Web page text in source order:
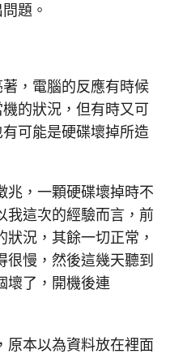
題。
，電腦的反應有時候
的狀況，但有時又可
可能是硬碟壞掉所造
兆，一顆硬碟壞掉時不
我這次的經驗而言，前
況，其餘一切正常，
慢，然後這幾天聽到
壞了，開機後連
原本以為資料放在裡面